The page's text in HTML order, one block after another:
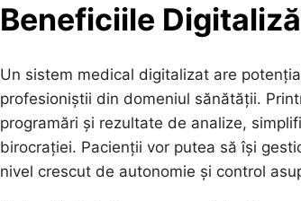
Beneficiile
Un sistem medical digitalizat are
profesioniștii din domeniul sănătății.
programări și rezultate de analize,
birocrației. Pacienții vor putea să își
nivel crescut de autonomie și control